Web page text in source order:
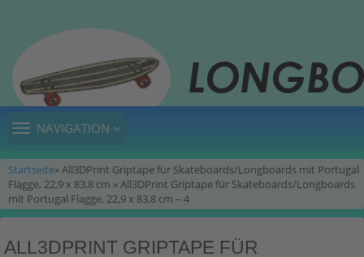
TOGGLE
NAVIGATION
Startseite» All3DPrint Griptape für Skateboards/Longboards mit Portugal
Flagge, 22,9 x 83,8 cm » All3DPrint Griptape für Skateboards/Longboards
mit Portugal Flagge, 22,9 x 83,8 cm – 4
ALL3DPRINT GRIPTAPE FÜR